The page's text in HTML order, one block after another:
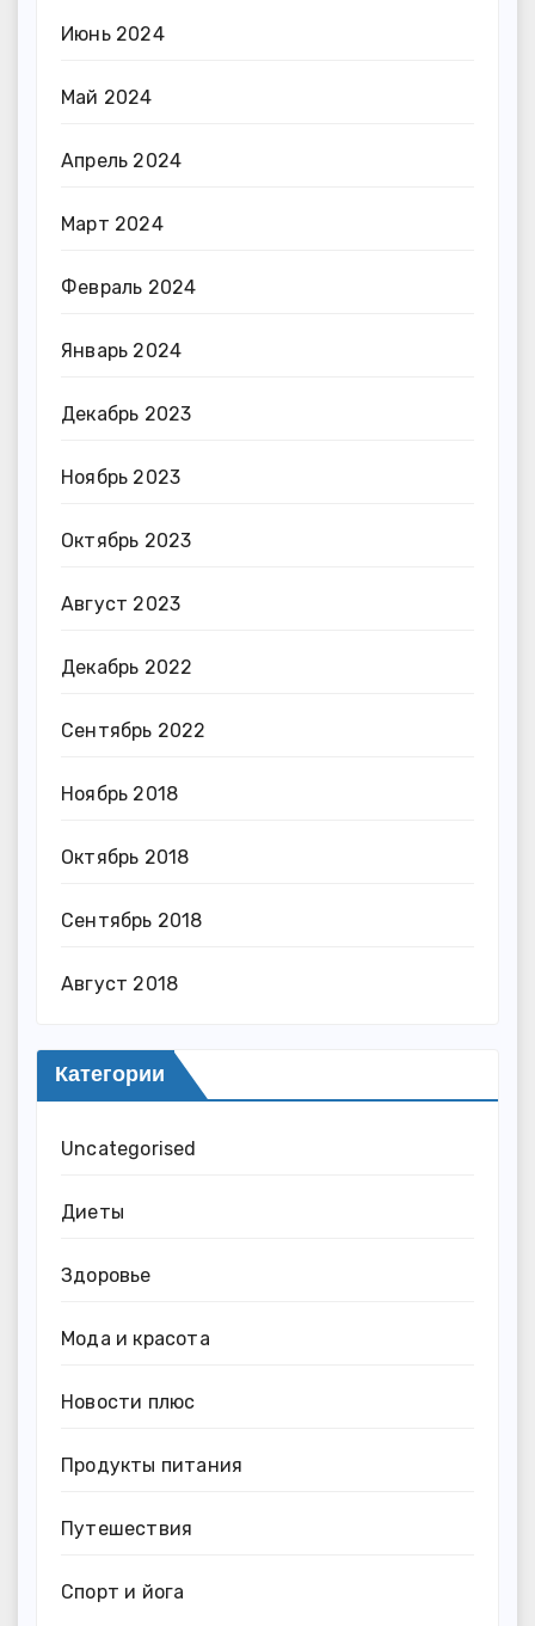
Июнь 2024
Май 2024
Апрель 2024
Март 2024
Февраль 2024
Январь 2024
Декабрь 2023
Ноябрь 2023
Октябрь 2023
Август 2023
Декабрь 2022
Сентябрь 2022
Ноябрь 2018
Октябрь 2018
Сентябрь 2018
Август 2018
Категории
Uncategorised
Диеты
Здоровье
Мода и красота
Новости плюс
Продукты питания
Путешествия
Спорт и йога